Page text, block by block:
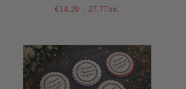
50 БР.
€14.20 27.77лв.